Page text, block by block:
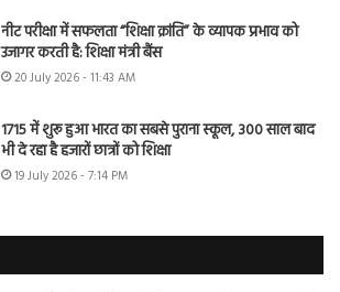
नीट परीक्षा में सफलता “शिक्षा क्रांति” के व्यापक प्रभाव को
उजागर करती है: शिक्षा मंत्री बैंस
20 July 2026 - 11:43 AM
1715 में शुरू हुआ भारत का सबसे पुराना स्कूल, 300 साल बाद
भी दे रहा है हजारों छात्रों को शिक्षा
19 July 2026 - 7:14 PM